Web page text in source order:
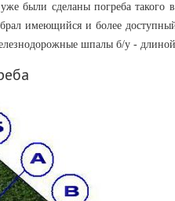
были сделаны погреба такого
имеющийся и более
шпалы б/у -